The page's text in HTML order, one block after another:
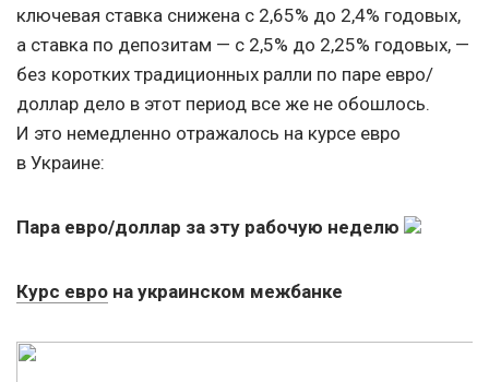
ключевая ставка снижена с 2,65% до 2,4% годовых,
а ставка по депозитам — с 2,5% до 2,25% годовых, —
без коротких традиционных ралли по паре евро/
доллар дело в этот период все же не обошлось.
И это немедленно отражалось на курсе евро
в Украине:
Пара евро/доллар за эту рабочую неделю
Курс евро на украинском межбанке